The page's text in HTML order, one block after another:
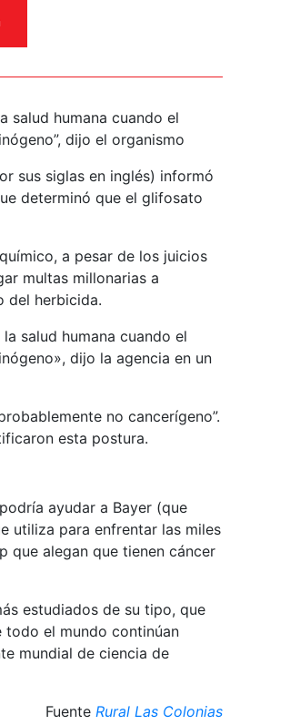
salud humana cuando el
dijo el organismo
sus siglas en inglés) informó
determinó que el glifosato
a pesar de los juicios
multas millonarias a
del herbicida.
salud humana cuando el
dijo la agencia en un
no cancerígeno”.
esta postura.
ayudar a Bayer (que
utiliza para enfrentar las miles
que alegan que tienen cáncer
estudiados de su tipo, que
todo el mundo continúan
mundial de ciencia de
Fuente Rural Las Colonias